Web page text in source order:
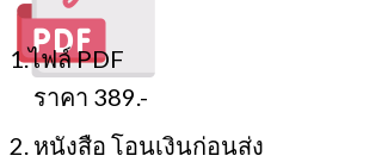
1.ไฟล์ PDF
ราคา 389.-
2. หนังสือ โอนเงินก่อนส่ง